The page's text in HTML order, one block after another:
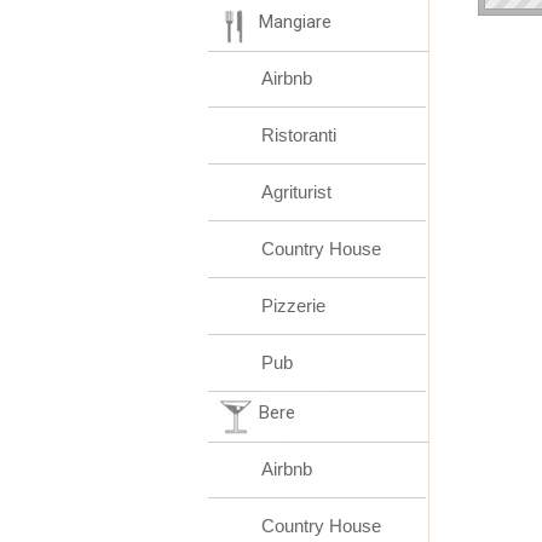
Mangiare
Airbnb
Ristoranti
Agriturist
Country House
Pizzerie
Pub
Bere
Airbnb
Country House